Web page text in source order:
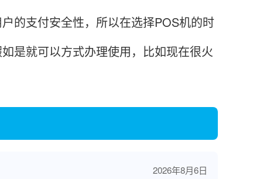
的支付安全性，所以在选择POS机的时
是就可以方式办理使用，比如现在很火
2026年8月6日